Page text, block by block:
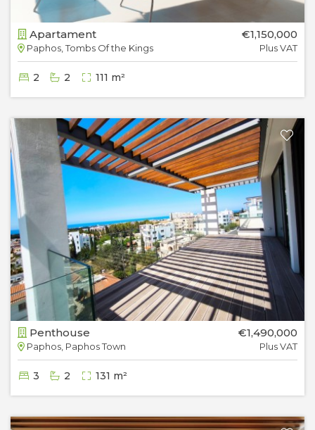
Apartament
Paphos, Tombs Of the Kings
€1,150,000
Plus VAT
2 2 111 m²
Penthouse
Paphos, Paphos Town
€1,490,000
Plus VAT
3 2 131 m²